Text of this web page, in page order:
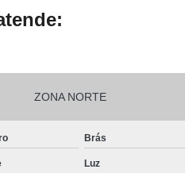
ZONA NORTE
Brás
Luz